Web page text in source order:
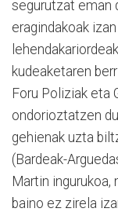
segurutzat eman
eragindakoak
kudeaketaren
Foru Poliziak eta
ondorioztatzen
gehienak uzta
(Bardeak-
Martin
baino ez zirela